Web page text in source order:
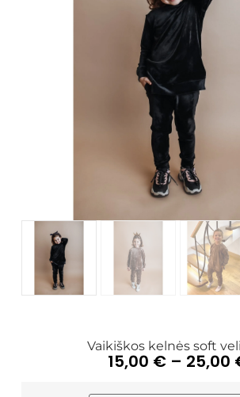
Vaikiškos kelnės soft
15,00 € – 25,00